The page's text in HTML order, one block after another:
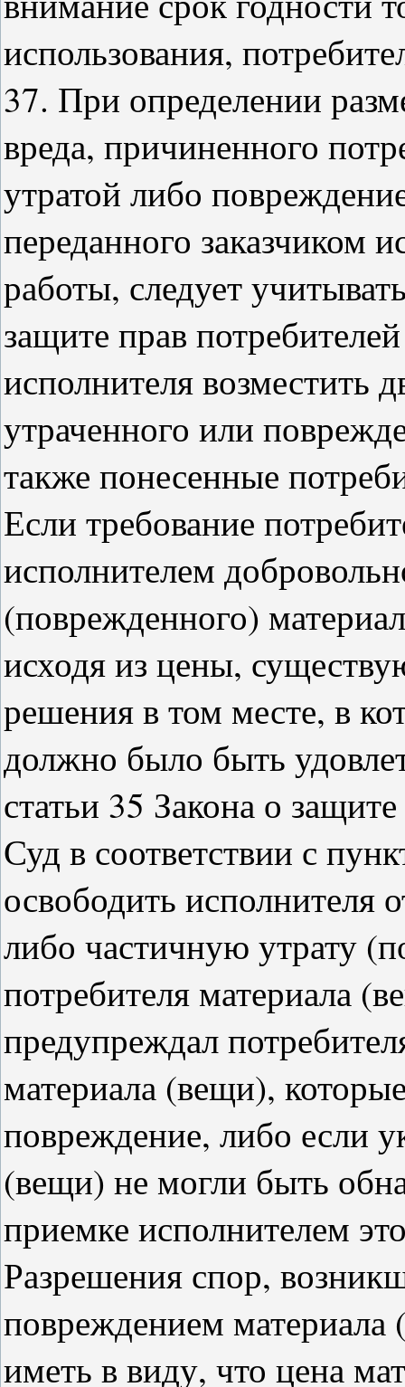
использования,
37. При определении
вреда, причиненного
утратой либо
переданного заказчиком
работы, следует
защите прав
исполнителя возместить
утраченного или
также понесенные
Если требование
исполнителем
(поврежденного)
исходя из цены,
решения в том месте, в
должно было быть
статьи 35 Закона о
Суд в соответствии с
освободить исполнителя
либо частичную утрату
потребителя материала
предупреждал
материала (вещи),
повреждение, либо если
(вещи) не могли быть
приемке исполнителем
Разрешения спор,
повреждением материала
иметь в виду, что цена